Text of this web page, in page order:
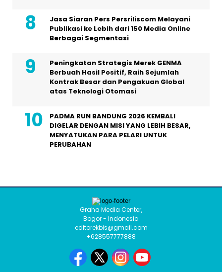
Jasa Siaran Pers Persriliscom Melayani
Publikasi ke Lebih dari 150 Media Online
Berbagai Segmentasi
Peningkatan Strategis Merek GENMA
Berbuah Hasil Positif, Raih Sejumlah
Kontrak Besar dan Pengakuan Global
atas Teknologi Otomasi
PADMA RUN BANDUNG 2026 KEMBALI
DIGELAR DENGAN MISI YANG LEBIH BESAR,
MENYATUKAN PARA PELARI UNTUK
PERUBAHAN
Graha Media Center,
Bogor - Indonesia
editorekbis@gmail.com
+628557777888